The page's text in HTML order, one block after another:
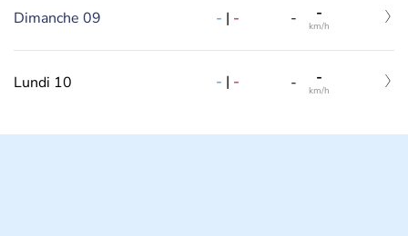
Dimanche 09 - | - - -
km/h
Lundi 10 - | - - -
km/h